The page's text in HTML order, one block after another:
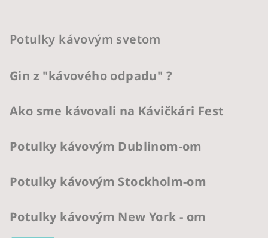
Potulky kávovým svetom
Gin z "kávového odpadu" ?
Ako sme kávovali na Kávičkári Fest
Potulky kávovým Dublinom-om
Potulky kávovým Stockholm-om
Potulky kávovým New York - om